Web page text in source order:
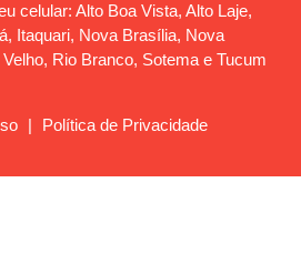
celular: Alto Boa Vista, Alto Laje,
Itaquari, Nova Brasília, Nova
Rio Branco, Sotema e Tucum
| Política de Privacidade